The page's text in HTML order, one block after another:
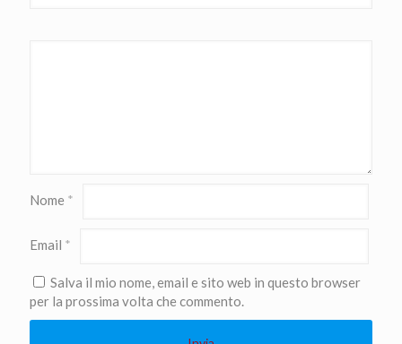
Nome *
Email *
Salva il mio nome, email e sito web in questo browser
per la prossima volta che commento.